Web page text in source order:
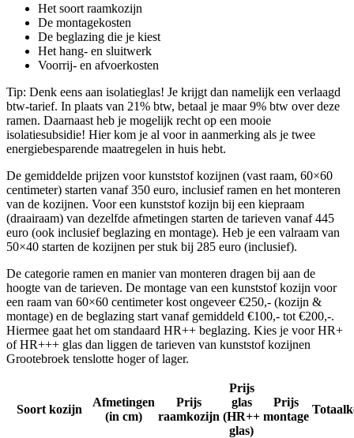
Het soort raamkozijn
De montagekosten
De beglazing die je kiest
Het hang- en sluitwerk
Voorrij- en afvoerkosten
Tip: Denk eens aan isolatieglas! Je krijgt dan namelijk een verlaagd
btw-tarief. In plaats van 21% btw, betaal je maar 9% btw over deze
ramen. Daarnaast heb je mogelijk recht op een mooie
isolatiesubsidie! Hier kom je al voor in aanmerking als je twee
energiebesparende maatregelen in huis hebt.
De gemiddelde prijzen voor kunststof kozijnen (vast raam, 60×60
centimeter) starten vanaf 350 euro, inclusief ramen en het monteren
van de kozijnen. Voor een kunststof kozijn bij een kiepraam
(draairaam) van dezelfde afmetingen starten de tarieven vanaf 445
euro (ook inclusief beglazing en montage). Heb je een valraam van
50×40 starten de kozijnen per stuk bij 285 euro (inclusief).
De categorie ramen en manier van monteren dragen bij aan de
hoogte van de tarieven. De montage van een kunststof kozijn voor
een raam van 60×60 centimeter kost ongeveer €250,- (kozijn &
montage) en de beglazing start vanaf gemiddeld €100,- tot €200,-.
Hiermee gaat het om standaard HR++ beglazing. Kies je voor HR+
of HR+++ glas dan liggen de tarieven van kunststof kozijnen
Grootebroek tenslotte hoger of lager.
Soort kozijn
Afmetingen
(in cm)
Prijs
raamkozijn
Prijs
glas
(HR++
glas)
Prijs
montage